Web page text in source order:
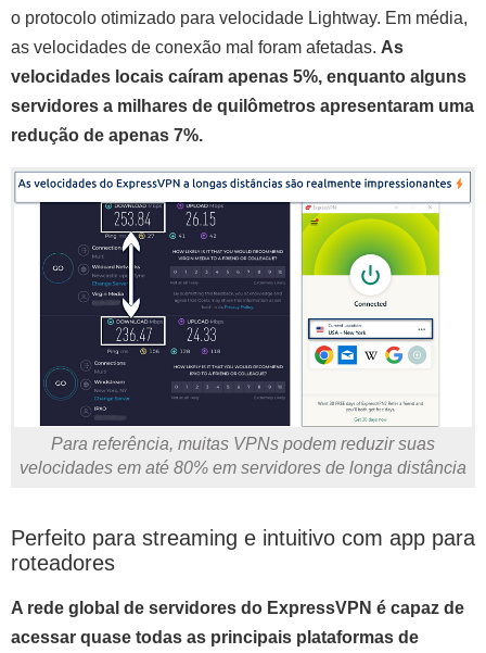
o protocolo otimizado para velocidade Lightway. Em média,
as velocidades de conexão mal foram afetadas. As
velocidades locais caíram apenas 5%, enquanto alguns
servidores a milhares de quilômetros apresentaram uma
redução de apenas 7%.
Para referência, muitas VPNs podem reduzir suas
velocidades em até 80% em servidores de longa distância
Perfeito para streaming e intuitivo com app para
roteadores
A rede global de servidores do ExpressVPN é capaz de
acessar quase todas as principais plataformas de